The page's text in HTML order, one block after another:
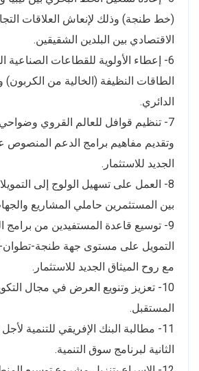
(خط طنجة) وذلك لإنعاش العلاقات
الاقتصادي بين البلدين الشقيقين.
6- إعطاء الأولوية للقطاعات الصناعية
الطاقات النظيفة (الخالية من الكربون)
الدائري.
7- تنظيم قوافل للعالم القروي
وتقديم مفاهيم برامج الدعم المنصوص
الجديد للاستثمار.
8- العمل على تسهيل الولوج إلى
بين المستثمرين حاملي المشاريع
9- توسيع قاعدة المستفيدين من برامج
التمويل على مستوى جهة طنجة-تطوان-
مع روح الميثاق الجديد للاستثمار.
10- تعزيز وتنويع العرض في مجال
المستقبل.
11- مطالبة البنك الإفريقي للتنمية
الثانية لبرنامج سوق التنمية.